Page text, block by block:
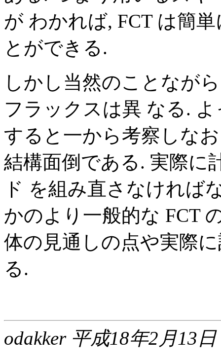
が わかれば, FCT は簡
とができる.
しかし当然のことなが
フラックスは異 なる.
すると一から考察しな
結構面倒である. 実際に
ド を組み直さなければ
かのより一般的な FCT
体の見通しの点や実際
る.
odakker 平成18年2月13日